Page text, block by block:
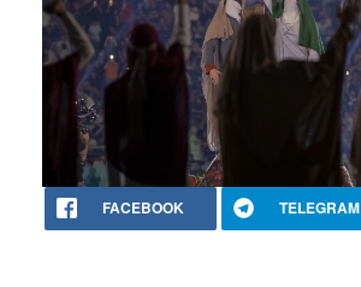
FACEBOOK TELEGRAM